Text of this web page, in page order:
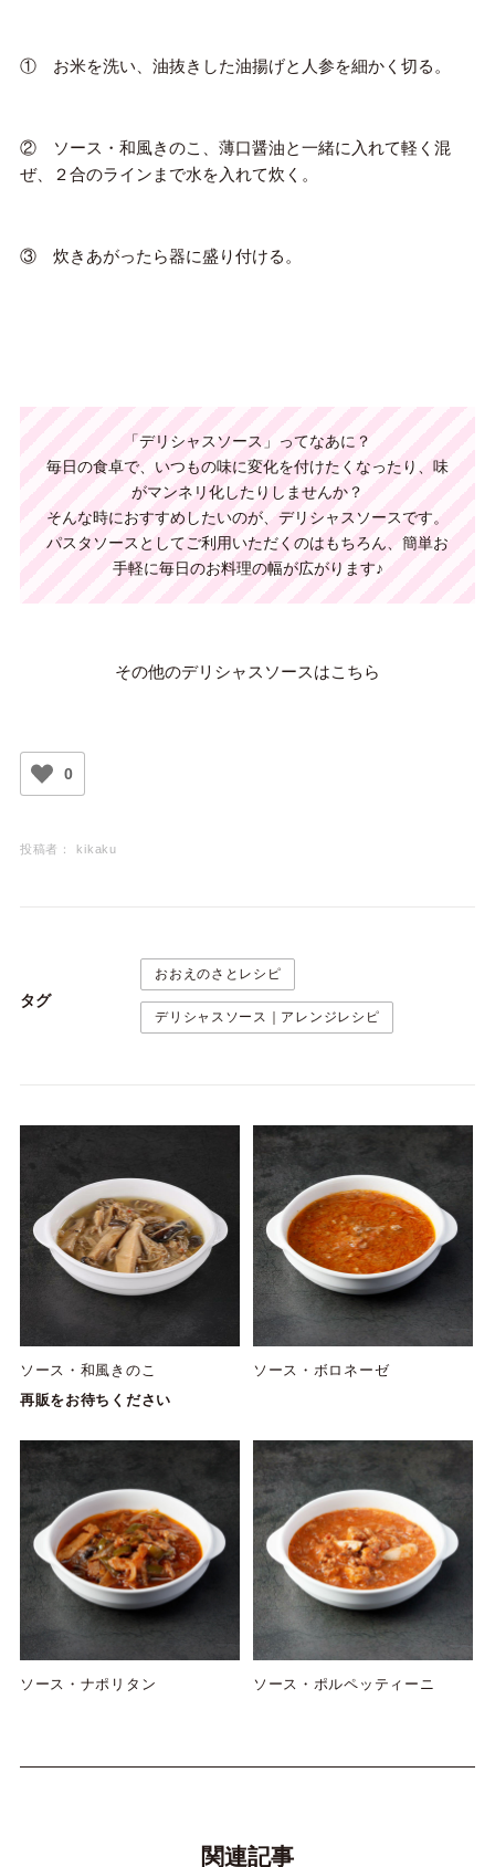
① お米を洗い、油抜きした油揚げと人参を細かく切る。
② ソース・和風きのこ、薄口醤油と一緒に入れて軽く混
ぜ、２合のラインまで水を入れて炊く。
③ 炊きあがったら器に盛り付ける。
「デリシャスソース」ってなあに？
毎日の食卓で、いつもの味に変化を付けたくなったり、味
がマンネリ化したりしませんか？
そんな時におすすめしたいのが、デリシャスソースです。
パスタソースとしてご利用いただくのはもちろん、 簡単お
手軽に毎日のお料理の幅が広がります♪
その他のデリシャスソースはこちら
0
投稿者： kikaku
タグ
おおえのさとレシピ
デリシャスソース｜アレンジレシピ
ソース・和風きのこ
再販をお待ちください
ソース・ボロネーゼ
ソース・ナポリタン ソース・ポルペッティーニ
関連記事